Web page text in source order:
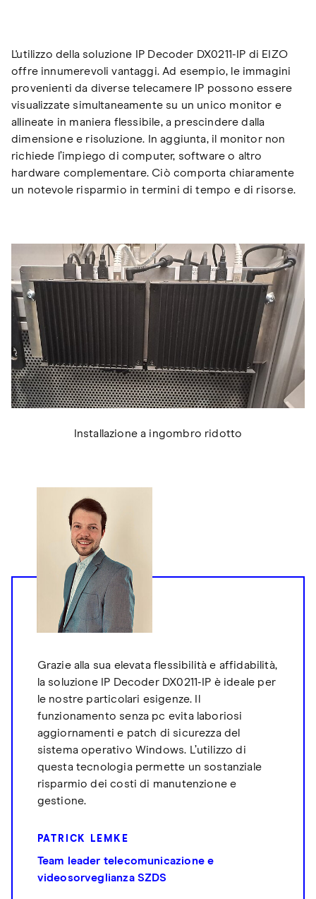
L'utilizzo della soluzione IP Decoder DX0211-IP di EIZO
offre innumerevoli vantaggi. Ad esempio, le immagini
provenienti da diverse telecamere IP possono essere
visualizzate simultaneamente su un unico monitor e
allineate in maniera flessibile, a prescindere dalla
dimensione e risoluzione. In aggiunta, il monitor non
richiede l’impiego di computer, software o altro
hardware complementare. Ciò comporta chiaramente
un notevole risparmio in termini di tempo e di risorse.
Installazione a ingombro ridotto
Grazie alla sua elevata flessibilità e affidabilità,
la soluzione IP Decoder DX0211-IP è ideale per
le nostre particolari esigenze. Il
funzionamento senza pc evita laboriosi
aggiornamenti e patch di sicurezza del
sistema operativo Windows. L’utilizzo di
questa tecnologia permette un sostanziale
risparmio dei costi di manutenzione e
gestione.
PATRICK LEMKE
Team leader telecomunicazione e
videosorveglianza SZDS